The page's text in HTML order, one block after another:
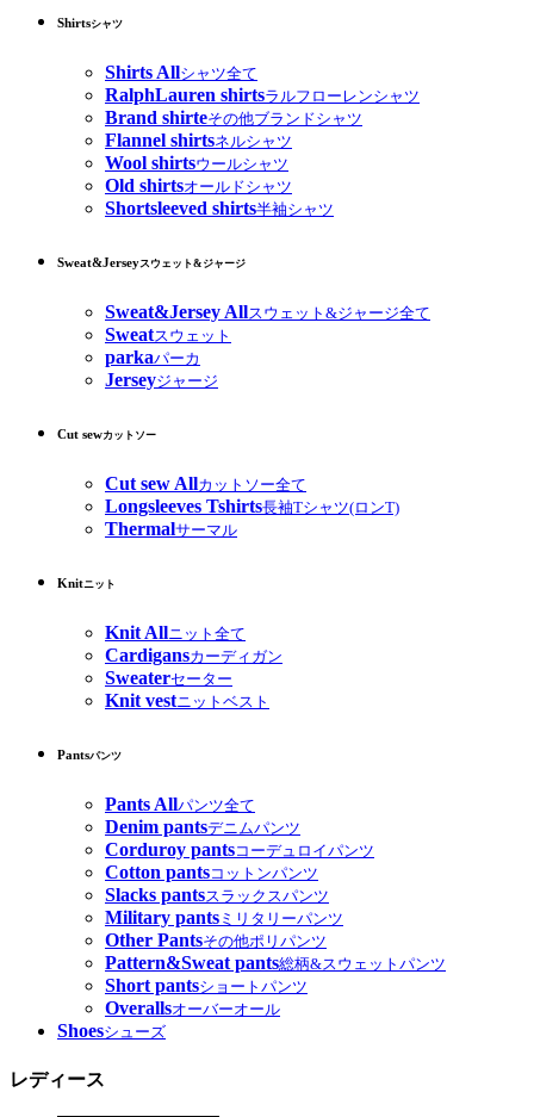
Shirtsシャツ
Shirts Allシャツ全て
RalphLauren shirtsラルフローレンシャツ
Brand shirteその他ブランドシャツ
Flannel shirtsネルシャツ
Wool shirtsウールシャツ
Old shirtsオールドシャツ
Shortsleeved shirts半袖シャツ
Sweat&Jerseyスウェット&ジャージ
Sweat&Jersey Allスウェット&ジャージ全て
Sweatスウェット
parkaパーカ
Jerseyジャージ
Cut sewカットソー
Cut sew Allカットソー全て
Longsleeves Tshirts長袖Tシャツ(ロンT)
Thermalサーマル
Knitニット
Knit Allニット全て
Cardigansカーディガン
Sweaterセーター
Knit vestニットベスト
Pantsパンツ
Pants Allパンツ全て
Denim pantsデニムパンツ
Corduroy pantsコーデュロイパンツ
Cotton pantsコットンパンツ
Slacks pantsスラックスパンツ
Military pants ミリタリーパンツ
Other Pantsその他ポリパンツ
Pattern&Sweat pants総柄&スウェットパンツ
Short pantsショートパンツ
Overallsオーバーオール
Shoesシューズ
レディース